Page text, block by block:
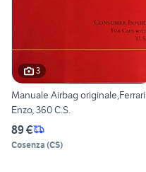
3
Manuale Airbag originale,Ferrari
Enzo, 360 C.S.
89 €
Cosenza (CS)